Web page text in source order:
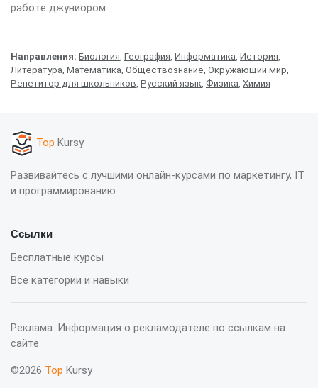
работе джуниором.
Направления: Биология География Информатика История
Литература Математика Обществознание Окружающий мир
Репетитор для школьников Русский язык Физика Химия
Top Kursy
Развивайтесь с лучшими онлайн-курсами по маркетингу, IT
и программированию.
Ссылки
Бесплатные курсы
Все категории и навыки
Реклама. Информация о рекламодателе по ссылкам на
сайте
©2026 Top Kursy